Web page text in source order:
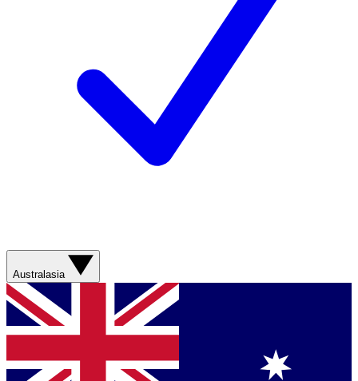
Australasia